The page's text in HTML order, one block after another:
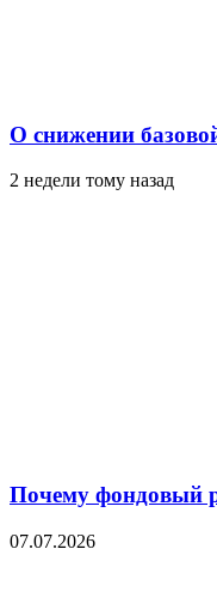
О снижении
2 недели тому назад
Почему фондовый
07.07.2026